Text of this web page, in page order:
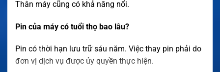
Thân máy cũng có khả năng nổi.
Pin của máy có tuổi thọ bao lâu?
Pin có thời hạn lưu trữ sáu năm. Việc thay pin phải do
đơn vị dịch vụ được ủy quyền thực hiện.